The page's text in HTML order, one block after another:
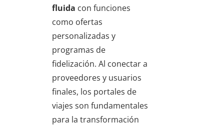
fluida con funciones
como ofertas
personalizadas y
programas de
fidelización. Al conectar a
proveedores y usuarios
finales, los portales de
viajes son fundamentales
para la transformación